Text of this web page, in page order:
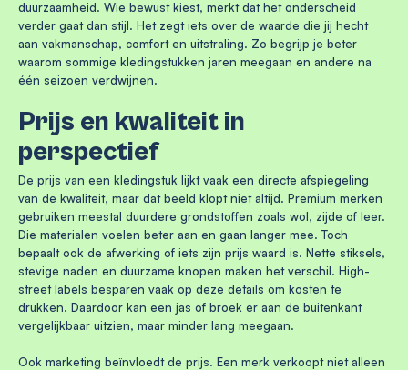
duurzaamheid. Wie bewust kiest, merkt dat het onderscheid
verder gaat dan stijl. Het zegt iets over de waarde die jij hecht
aan vakmanschap, comfort en uitstraling. Zo begrijp je beter
waarom sommige kledingstukken jaren meegaan en andere na
één seizoen verdwijnen.
Prijs en kwaliteit in
perspectief
De prijs van een kledingstuk lijkt vaak een directe afspiegeling
van de kwaliteit, maar dat beeld klopt niet altijd. Premium merken
gebruiken meestal duurdere grondstoffen zoals wol, zijde of leer.
Die materialen voelen beter aan en gaan langer mee. Toch
bepaalt ook de afwerking of iets zijn prijs waard is. Nette stiksels,
stevige naden en duurzame knopen maken het verschil. High-
street labels besparen vaak op deze details om kosten te
drukken. Daardoor kan een jas of broek er aan de buitenkant
vergelijkbaar uitzien, maar minder lang meegaan.
Ook marketing beïnvloedt de prijs. Een merk verkoopt niet alleen